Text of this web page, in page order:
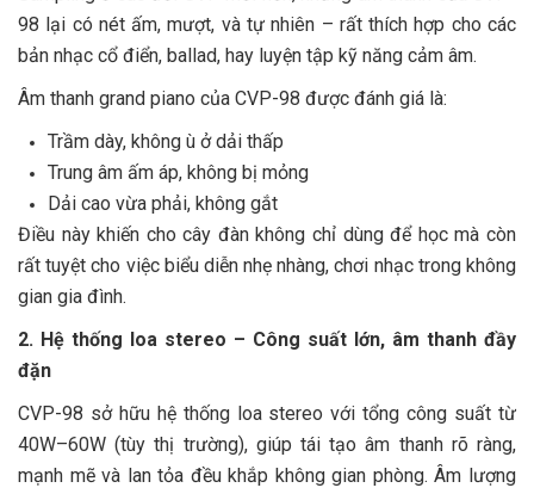
98 lại có nét ấm, mượt, và tự nhiên – rất thích hợp cho các
bản nhạc cổ điển, ballad, hay luyện tập kỹ năng cảm âm.
Âm thanh grand piano của CVP-98 được đánh giá là:
Trầm dày, không ù ở dải thấp
Trung âm ấm áp, không bị mỏng
Dải cao vừa phải, không gắt
Điều này khiến cho cây đàn không chỉ dùng để học mà còn
rất tuyệt cho việc biểu diễn nhẹ nhàng, chơi nhạc trong không
gian gia đình.
2. Hệ thống loa stereo – Công suất lớn, âm thanh đầy
đặn
CVP-98 sở hữu hệ thống loa stereo với tổng công suất từ
40W–60W (tùy thị trường), giúp tái tạo âm thanh rõ ràng,
mạnh mẽ và lan tỏa đều khắp không gian phòng. Âm lượng